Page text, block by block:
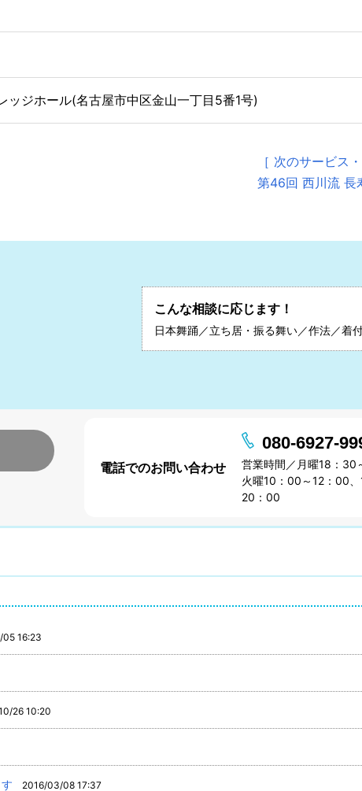
ジホール(名古屋市中区金山一丁目5番1号)
［ 次のサービス
第46回 西川流 長
こんな相談に応じます！
日本舞踊／立ち居・振る舞い／作法／着
電話でのお問い合わせ
080-6927-
営業時間／月曜18：30
火曜10：00～12：00
20：00
16:23
26 10:20
2016/03/08 17:37